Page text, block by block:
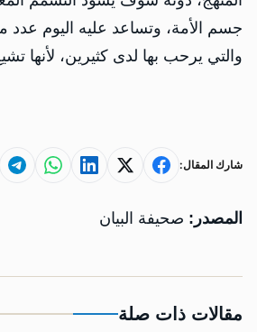
جسم الأمة، وتساعد عليه اليوم عدد
والتي يرحب بها لدى كثيرين، لأنها
شارك المقال:
المصدر: صحيفة البيان
مقالات ذات صلة